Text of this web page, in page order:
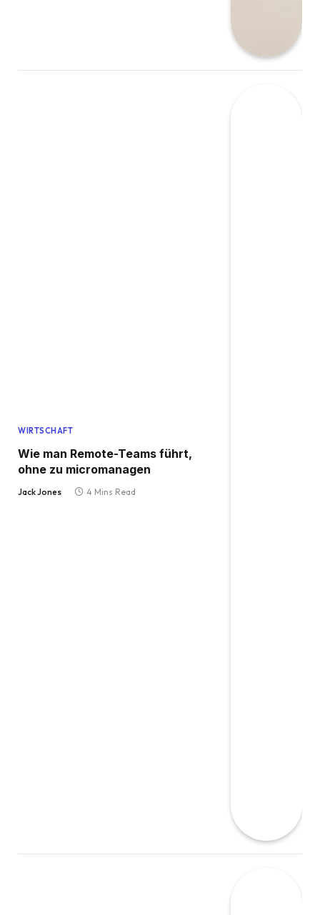
WIRTSCHAFT
Wie man Remote-Teams führt,
ohne zu micromanagen
Jack Jones 4 Mins Read